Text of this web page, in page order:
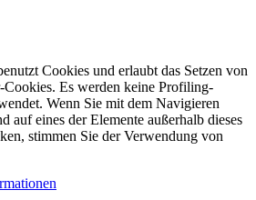
Cookies und erlaubt das Setzen von
Cookies. Es werden keine Profiling-
Wenn Sie mit dem Navigieren
auf eines der Elemente außerhalb dieses
stimmen Sie der Verwendung von